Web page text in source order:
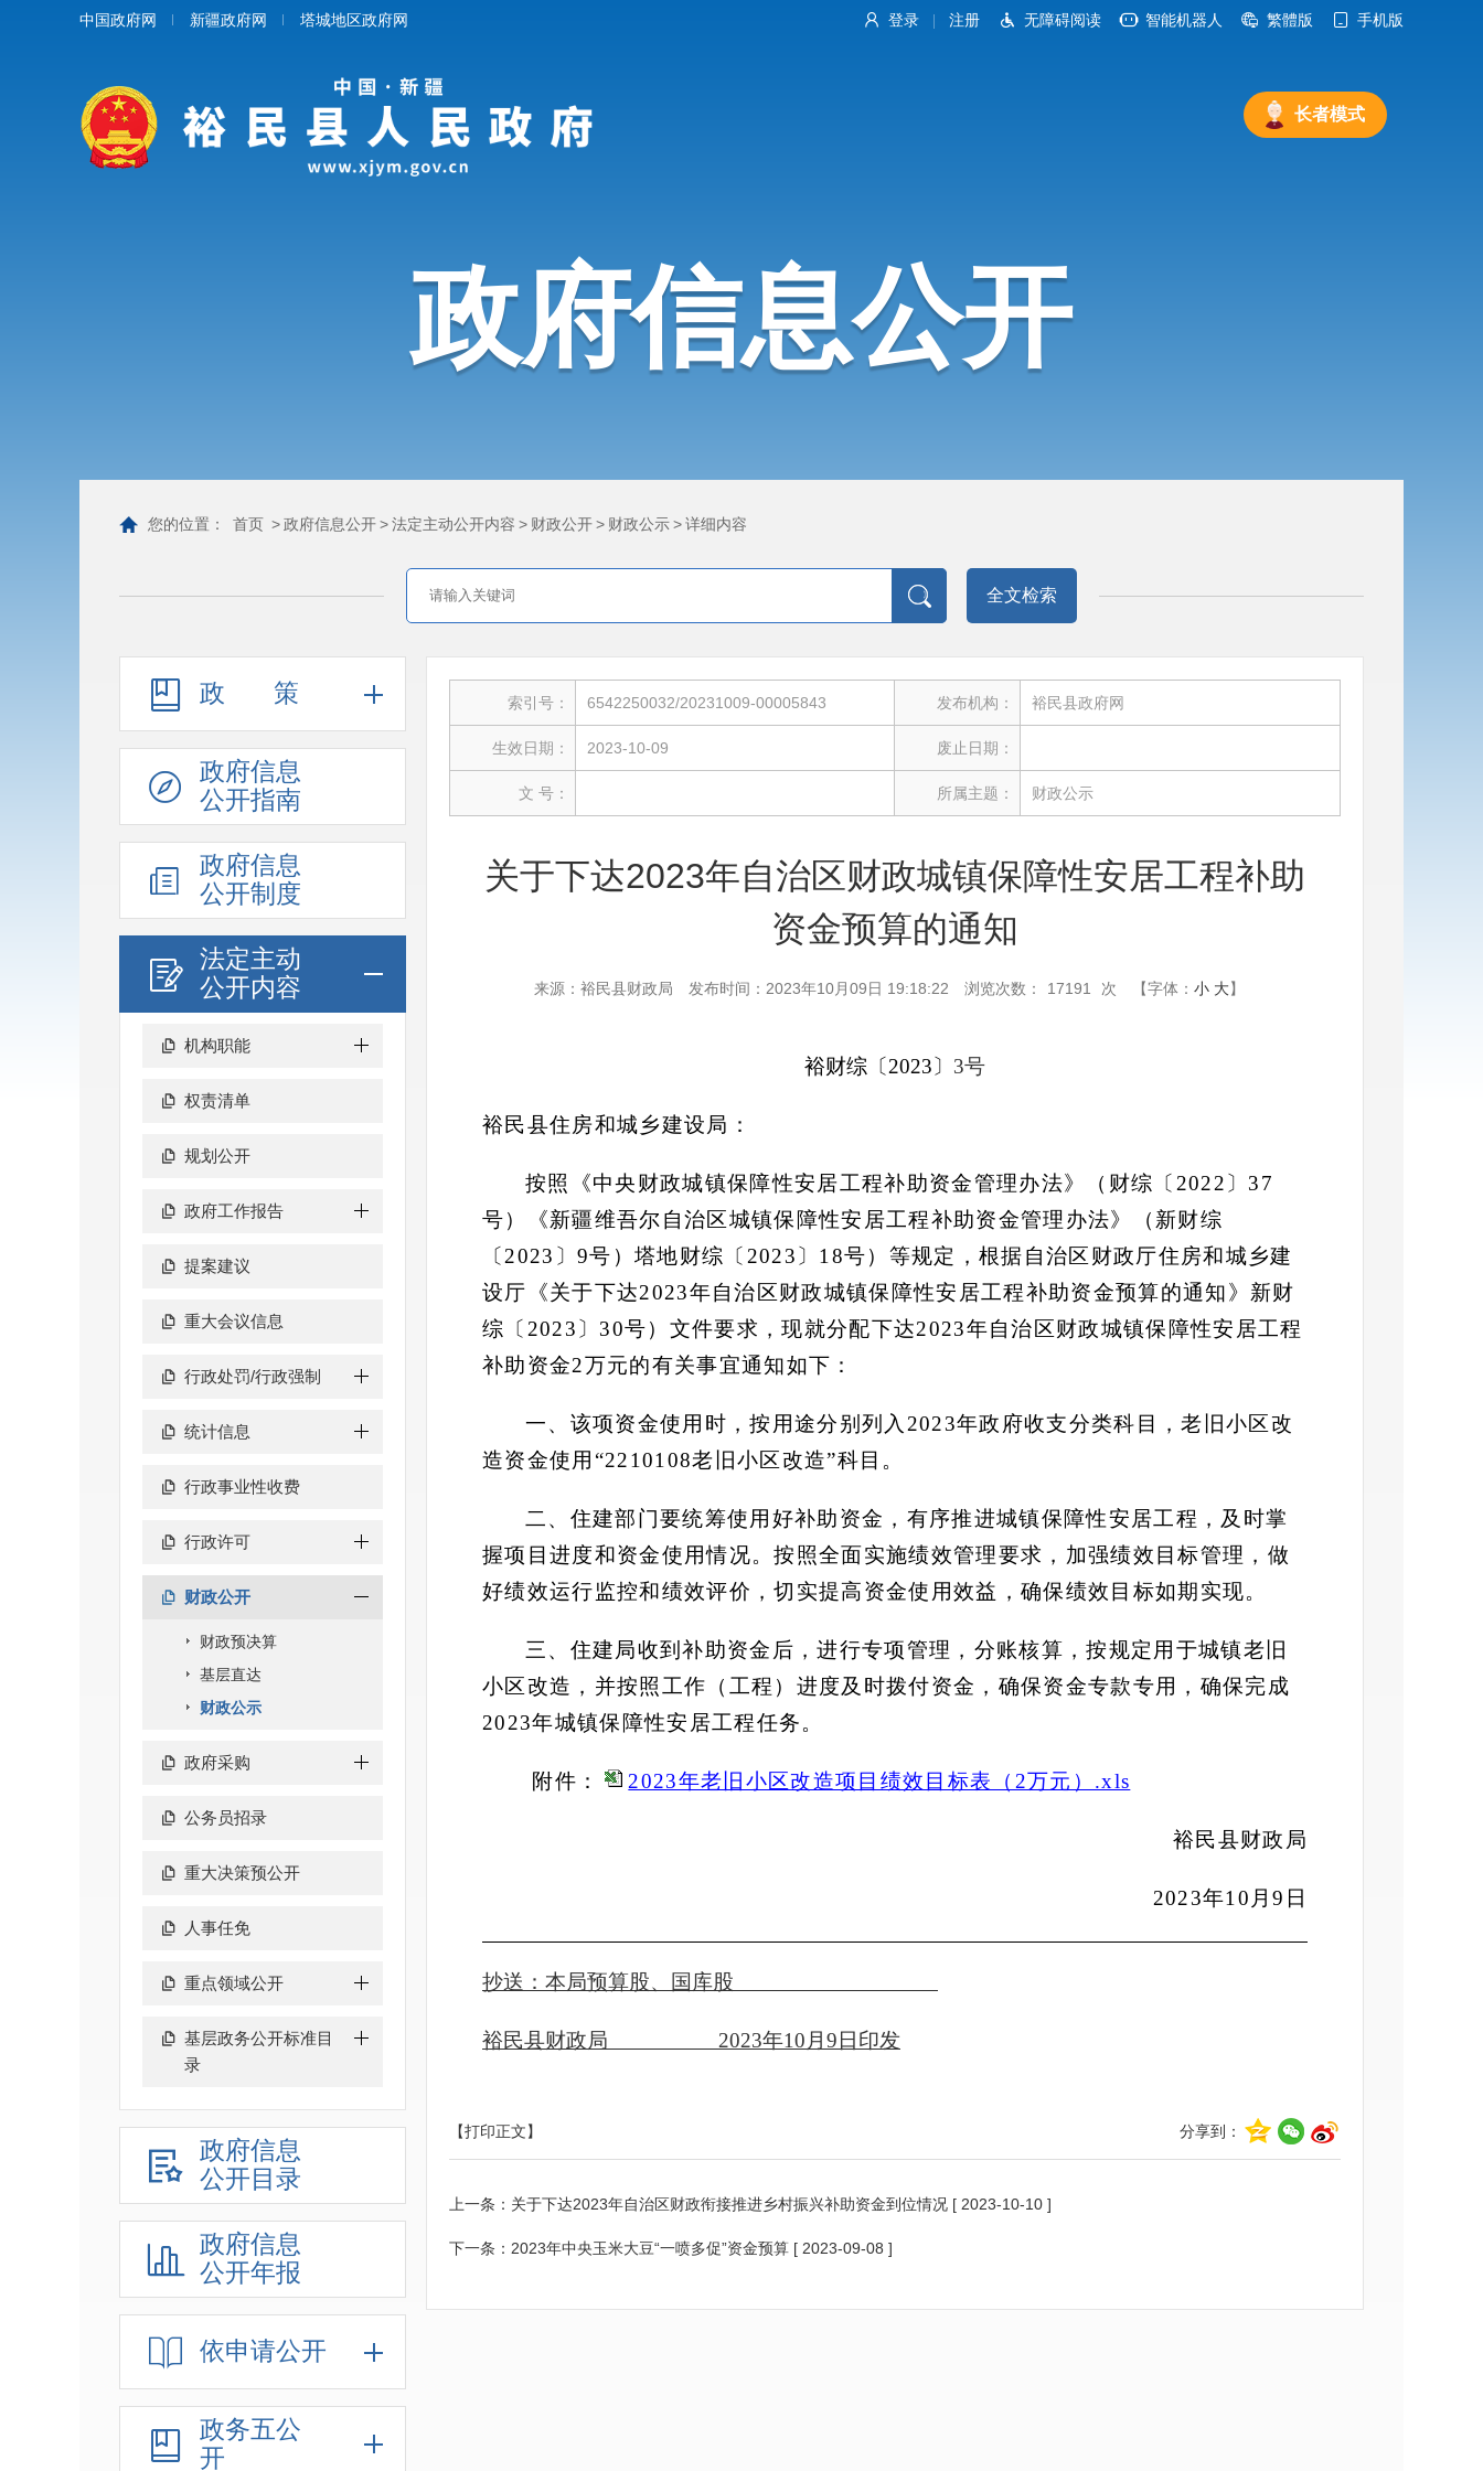
登录 注册 无障碍阅读 智能机器人 繁體版 手机版
中国政府网 新疆政府网 塔城地区政府网
长者模式
政府信息公开
您的位置： 首页 >政府信息公开>法定主动公开内容 > 财政公开> 财政公示>详细内容
全文检索
政策
政府信息
公开指南
政府信息
公开制度
法定主动
公开内容
机构职能
权责清单
规划公开
政府工作报告
提案建议
重大会议信息
行政处罚/行政强制
统计信息
行政事业性收费
行政许可
财政公开
财政预决算
基层直达
财政公示
政府采购
公务员招录
重大决策预公开
人事任免
重点领域公开
基层政务公开标准目
录
政府信息
公开目录
政府信息
公开年报
依申请公开
政务五公
开
索引号： 6542250032/20231009-00005843 发布机构： 裕民县政府网
生效日期： 2023-10-09 废止日期：
文 号： 所属主题： 财政公示
关于下达2023年自治区财政城镇保障性安居工程补助
资金预算的通知
来源：裕民县财政局 发布时间：2023年10月09日 19:18:22 浏览次数： 17191 次 【字体： 小 大】
裕财综 〔 2023 〕 3号
裕民县住房和城乡建设局：
按照《中央财政城镇保障性安居工程补助资金管理办法》 （ 财综〔 2022〕37
号） 《新疆维吾尔自治区城镇保障性安居工程补助资金管理办法》 （ 新财综
〔 2023〕9号 ）塔地财综〔 2023〕18号） 等规定，根据自治区财政厅住房和城乡建
设厅 《关于下达2023年自治区财政城镇保障性安居工程补助资金预算的通知》新财
综〔2023〕30号） 文件要求，现就分配下达2023年自治区财政城镇保障性安居工程
补助资金2万元的有关事宜通知如下：
一、 该项资金使用时，按用途分别列入 2023年政府收支分类科目，老旧小区改
造资金使用“2210108老旧小区改造”科目。
二、 住建部门要统筹使用好补助资金，有序推进城镇保障性安居工程，及时掌
握项目进度和资金使用情况。按照全面实施绩效管理要求，加强绩效目标管理，做
好绩效运行监控和绩效评价，切实提高资金使用效益，确保绩效目标如期 实现。
三、住建局收到补助资金后，进行专项管理，分账核算，按规定用于城镇老旧
小区改造，并按照工作（工程）进度及时拨付资金，确保资金专款专用，确保完成
2023年城镇保障性安居工程任务。
附件： 2023年老旧小区改造项目绩效目标表（2万元）.xls
裕民县财政局
2023年10月9日
抄送：本局预算股、国库股
裕民县财政局 2023年10 月9日印发
【打印正文】 分享到：
上一条： 关于下达2023年自治区财政衔接推进乡村振兴补助资金到位情况 [ 2023-10-10 ]
下一条： 2023年中央玉米大豆“一喷多促”资金预算 [ 2023-09-08 ]